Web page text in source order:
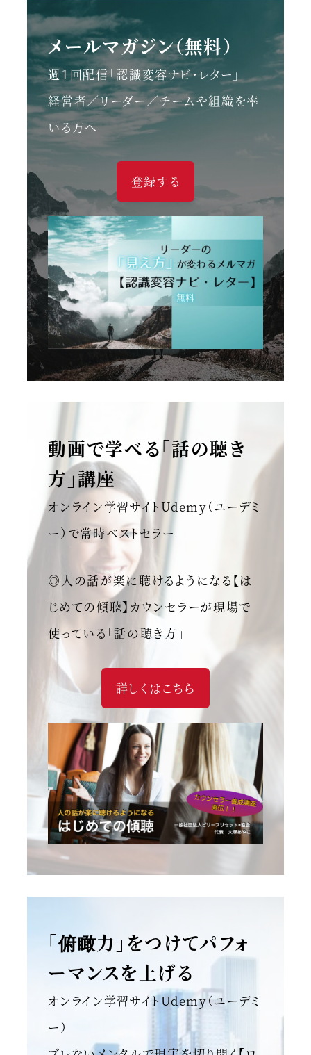
メールマガジン（無料）
週１回配信「認識変容ナビ・レター」
経営者／リーダー／チームや組織を率
いる方へ
登録する
動画で学べる「話の聴き
方」講座
オンライン学習サイトUdemy（ユーデミ
ー）で常時ベストセラー
◎人の話が楽に聴けるようになる【は
じめての傾聴】カウンセラーが現場で
使っている「話の聴き方」
詳しくはこちら
「俯瞰力」をつけてパフォ
ーマンスを上げる
オンライン学習サイトUdemy（ユーデミ
ー）